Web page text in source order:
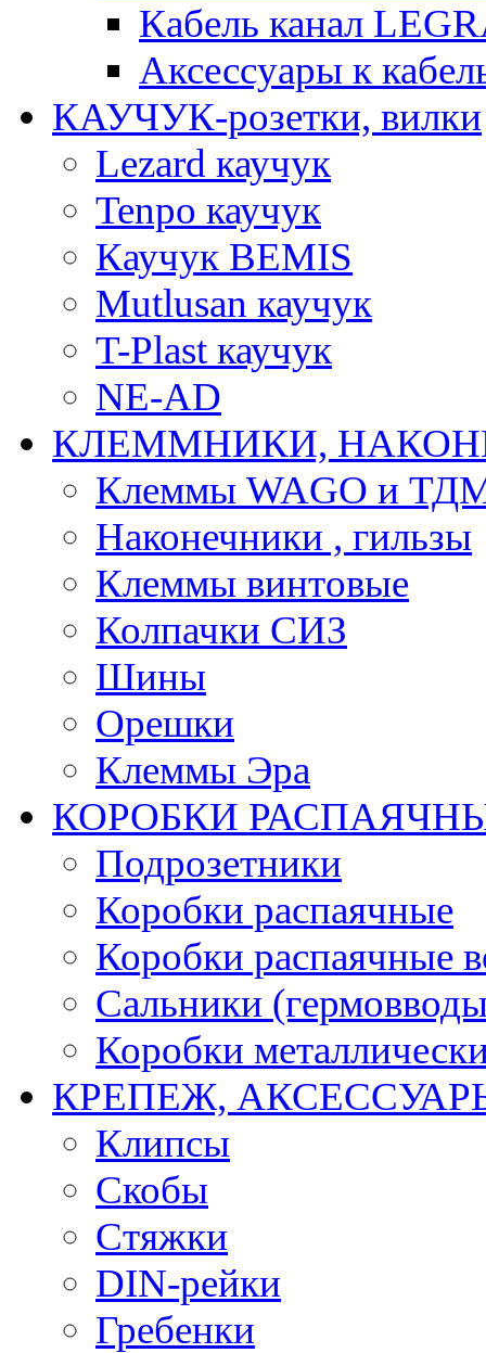
Кабель канал
Аксессуары к
КАУЧУК-розетки, вилки
Lezard каучук
Tenpo каучук
Каучук BEMIS
Mutlusan каучук
T-Plast каучук
NE-AD
КЛЕММНИКИ,
Клеммы WAGO и
Наконечники , гильзы
Клеммы винтовые
Колпачки СИЗ
Шины
Орешки
Клеммы Эра
КОРОБКИ
Подрозетники
Коробки распаячные
Коробки распаячные
Сальники
Коробки
КРЕПЕЖ,
Клипсы
Скобы
Стяжки
DIN-рейки
Гребенки